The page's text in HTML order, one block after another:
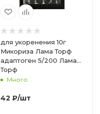
для укоренения 10г
Микориза Лама Торф
адаптоген 5/200 Лама-
Торф
Много
42 ₽/шт